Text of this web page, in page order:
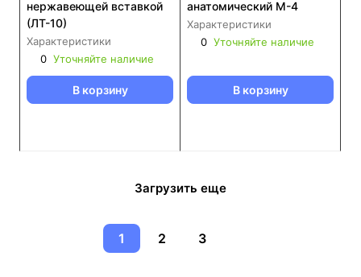
нержавеющей вставкой
(ЛТ-10)
Характеристики
0 Уточняйте наличие
В корзину
анатомический М-4
Характеристики
0 Уточняйте наличие
В корзину
Загрузить еще
1 2 3